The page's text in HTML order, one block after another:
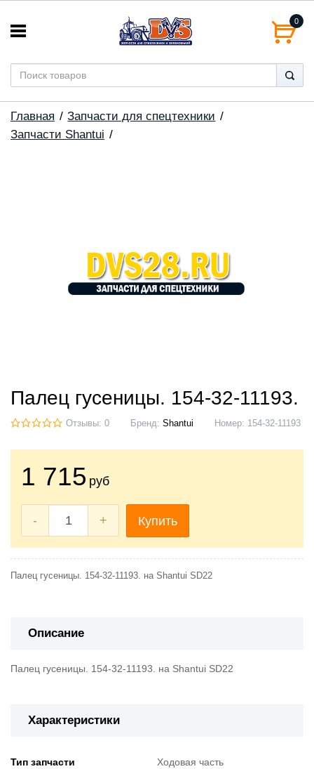
0
Главная
Запчасти для спецтехники
Запчасти Shantui
Палец гусеницы. 154-32-11193.
Отзывы: 0 Бренд: Shantui Номер: 154-32-11193
1 715 руб
- + Купить
Палец гусеницы. 154-32-11193. на Shantui SD22
Описание
Палец гусеницы. 154-32-11193. на Shantui SD22
Характеристики
Тип запчасти Ходовая часть